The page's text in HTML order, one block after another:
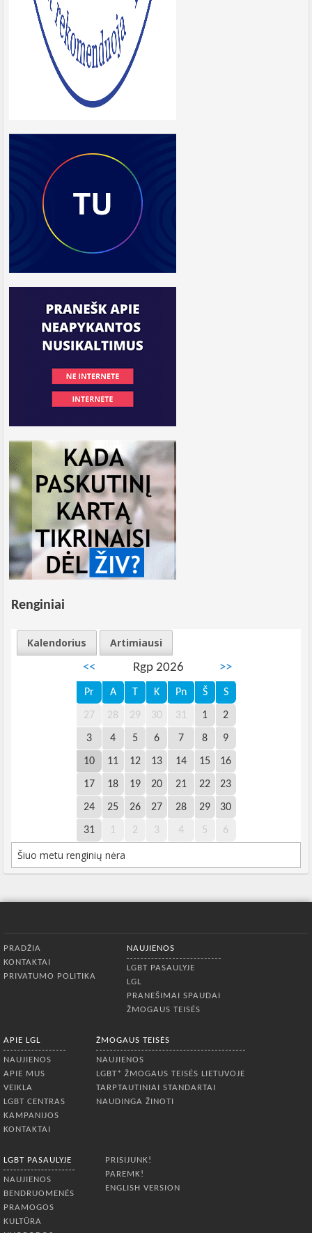
Renginiai
Kalendorius
Artimiausi
<<
Rgp 2026 >>
Pr A T K Pn Š S
27 28 29 30 31 1 2
3 4 5 6 7 8 9
10 11 12 13 14 15 16
17 18 19 20 21 22 23
24 25 26 27 28 29 30
31 1 2 3 4 5 6
Šiuo metu renginių nėra
PRADŽIA
KONTAKTAI
PRIVATUMO POLITIKA
NAUJIENOS
LGBT PASAULYJE
LGL
PRANEŠIMAI SPAUDAI
ŽMOGAUS TEISĖS
APIE LGL
NAUJIENOS
APIE MUS
VEIKLA
LGBT CENTRAS
KAMPANIJOS
KONTAKTAI
ŽMOGAUS TEISĖS
NAUJIENOS
LGBT* ŽMOGAUS TEISĖS LIETUVOJE
TARPTAUTINIAI STANDARTAI
NAUDINGA ŽINOTI
LGBT PASAULYJE
NAUJIENOS
BENDRUOMENĖS
PRAMOGOS
KULTŪRA
PRISIJUNK!
PAREMK!
ENGLISH VERSION